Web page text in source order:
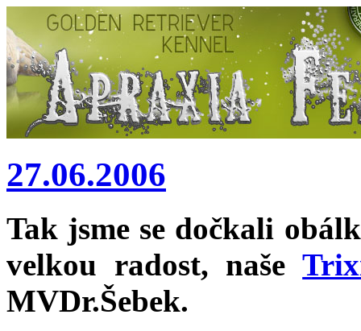
27.06.2006
Tak jsme se dočkali
velkou radost, naše
MVDr.Šebek.